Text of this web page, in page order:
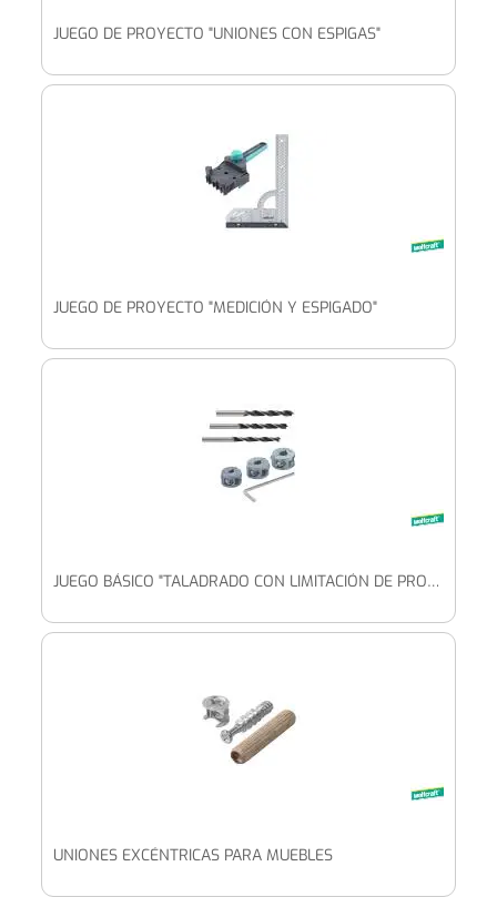
JUEGO DE PROYECTO "UNIONES CON ESPIGAS"
JUEGO DE PROYECTO "MEDICIÓN Y ESPIGADO"
JUEGO BÁSICO "TALADRADO CON LIMITACIÓN DE PROFUNDIDAD"
UNIONES EXCÉNTRICAS PARA MUEBLES